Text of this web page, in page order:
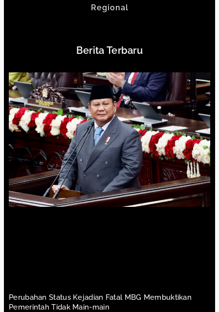
Regional
Berita Terbaru
Perubahan Status Kejadian Fatal MBG Membuktikan
Pemerintah Tidak Main-main